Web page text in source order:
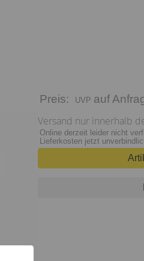
Preis: auf
Versand nur innerhalb
Online derzeit leider nicht
Lieferkosten jetzt